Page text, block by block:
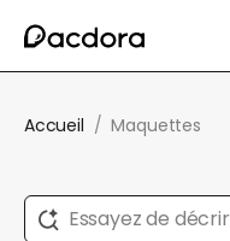
Accueil / Maquettes
Essayez de